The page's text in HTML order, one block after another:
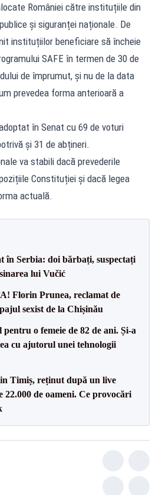
României către instituțiile din
și siguranței naționale. De
instituțiilor beneficiare să încheie
SAFE în termen de 30 de
de împrumut, și nu de la data
prevedea forma anterioară a
în Senat cu 69 de voturi
și 31 de abțineri.
va stabili dacă prevederile
Constituției și dacă legea
actuală.
în Serbia: doi bărbați, suspectați
lui Vučić
Florin Prunea, reclamat de
sexist de la Chișinău
o femeie de 82 de ani. Și-a
cu ajutorul unei tehnologii
Timiș, reținut după un live
22.000 de oameni. Ce provocări